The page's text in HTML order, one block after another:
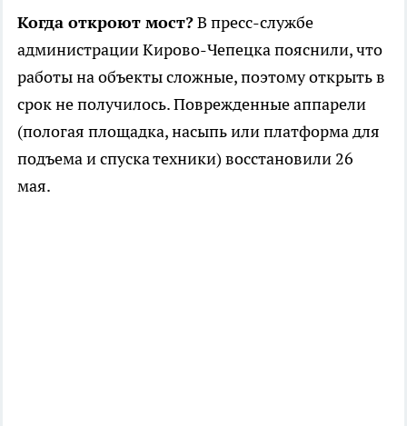
Когда откроют мост?В пресс-службе
администрации Кирово-Чепецка пояснили, что
работы на объекты сложные, поэтому открыть в
срок не получилось. Поврежденные аппарели
(пологая площадка, насыпь или платформа для
подъема и спуска техники) восстановили 26
мая.